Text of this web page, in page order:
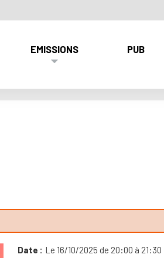
EMISSIONS PUB
Date
Le 16/10/2025 de 20:00 à 21:30